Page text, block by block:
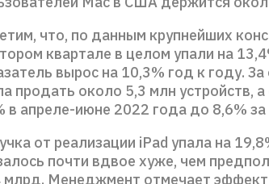
что, по данным крупнейших
квартале в целом упали на
вырос на 10,3% год к году.
продать около 5,3 млн устройств,
в апреле-июне 2022 года до 8,6%
от реализации iPad упала на
почти вдвое хуже, чем
млрд. Менеджмент отмечает